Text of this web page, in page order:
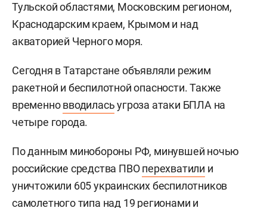
Тульской областями, Московским регионом,
Краснодарским краем, Крымом и над
акваторией Черного моря.
Сегодня в Татарстане объявляли режим
ракетной и беспилотной опасности. Также
временновводиласьугроза атаки БПЛА на
четыре города.
По данным минобороны РФ, минувшей ночью
российские средства ПВОперехватили и
уничтожили 605 украинских беспилотников
самолетного типа над 19 регионами и